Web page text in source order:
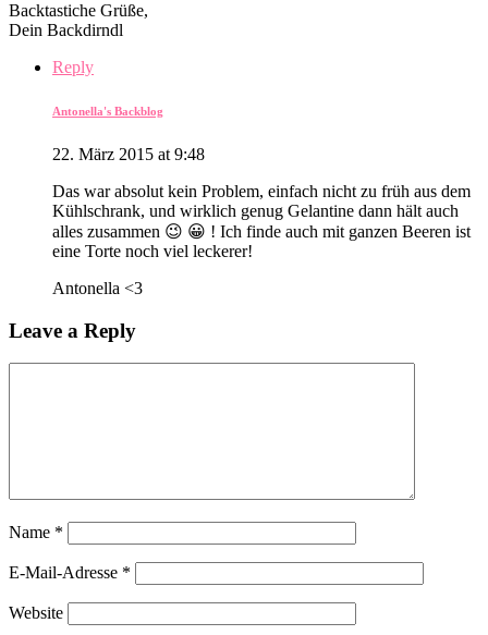
Backtastiche Grüße,
Dein Backdirndl
Reply
Antonella's Backblog
22. März 2015 at 9:48
Das war absolut kein Problem, einfach nicht zu früh aus dem
Kühlschrank, und wirklich genug Gelantine dann hält auch
alles zusammen 😉 😀 ! Ich finde auch mit ganzen Beeren ist
eine Torte noch viel leckerer!
Antonella <3
Leave a Reply
Name *
E-Mail-Adresse *
Website